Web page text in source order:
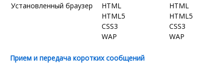
Установленный браузер
HTML
HTML5
CSS3
WAP
HTML
HTML5
CSS3
WAP
Прием и передача коротких сообщений